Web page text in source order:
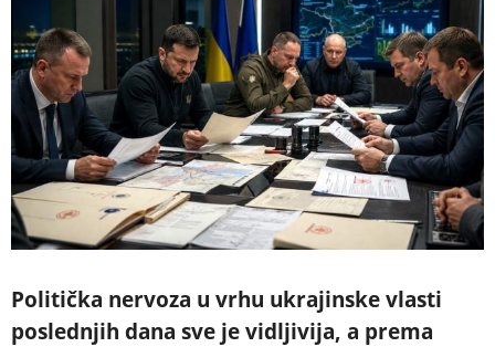
Politička nervoza u vrhu ukrajinske vlasti
poslednjih dana sve je vidljivija, a prema